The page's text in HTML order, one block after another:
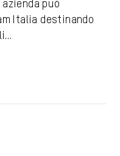
può
Italia destinando